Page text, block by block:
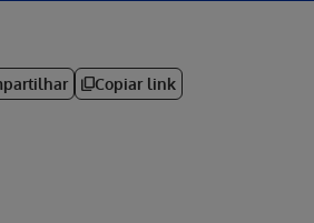
Copiar link